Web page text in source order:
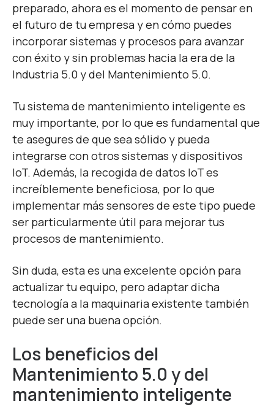
preparado, ahora es el momento de pensar en
el futuro de tu empresa y en cómo puedes
incorporar sistemas y procesos para avanzar
con éxito y sin problemas hacia la era de la
Industria 5.0 y del Mantenimiento 5.0.
Tu sistema de mantenimiento inteligente es
muy importante, por lo que es fundamental que
te asegures de que sea sólido y pueda
integrarse con otros sistemas y dispositivos
IoT. Además, la recogida de datos IoT es
increíblemente beneficiosa, por lo que
implementar más sensores de este tipo puede
ser particularmente útil para mejorar tus
procesos de mantenimiento.
Sin duda, esta es una excelente opción para
actualizar tu equipo, pero adaptar dicha
tecnología a la maquinaria existente también
puede ser una buena opción.
Los beneficios del
Mantenimiento 5.0 y del
mantenimiento inteligente